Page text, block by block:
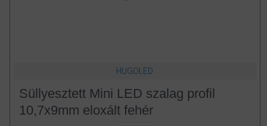
HUGOLED
Süllyesztett Mini LED szalag profil
10,7x9mm eloxált fehér